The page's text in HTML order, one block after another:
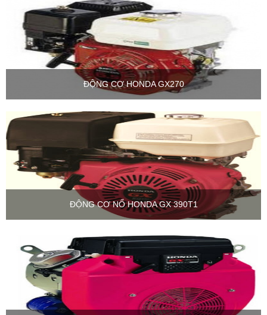
ĐỘNG CƠ HONDA GX270
ĐỘNG CƠ NỔ HONDA GX 390T1